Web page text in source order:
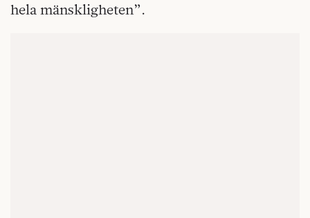
hela mänskligheten”.